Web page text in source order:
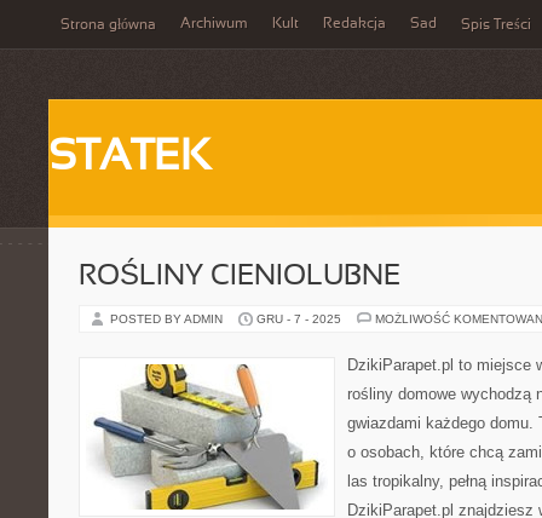
Strona główna Archiwum Kult Redakcja Sad Spis Treści
STATEK
ROŚLINY CIENIOLUBNE
POSTED BY ADMIN GRU - 7 - 2025 MOŻLIWOŚĆ
DzikiParapet.pl to miejsce
rośliny domowe wychodzą
gwiazdami każdego
o osobach, które chcą
las tropikalny, pełną
DzikiParapet.pl znajdziesz